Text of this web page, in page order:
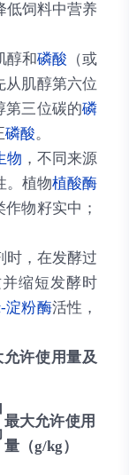
低饲料中营养
醇和磷酸 （或
从肌醇第六位
第三位碳的磷
磷酸。
物 ，不同来源
。植物植酸酶
物籽实中；
时，在发酵过
缩短发酵时
淀粉酶活性，
许使用量及
最大允许使用
量（g/kg）